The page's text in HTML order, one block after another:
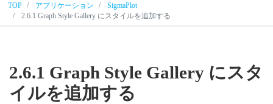
TOP アプリケーション
SigmaPlot
2.6.1 Graph Style Gallery にスタイルを追加する
2.6.1 Graph Style Gallery にスタ
イルを追加する